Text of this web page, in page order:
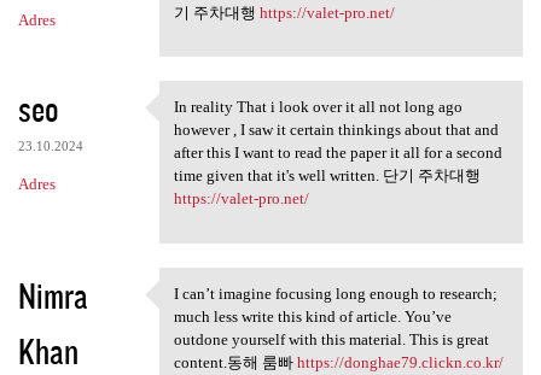
Adres
기 주차대행 https://valet-pro.net/
seo
23.10.2024
Adres
In reality That i look over
In reality That i look over it all not long ago
however , I saw it certain thinkings about that and
after this I want to read the paper it all for a second
time given that it's well written. 단기 주차대행
https://valet-pro.net/
Nimra
Khan
I can’t imagine focusing long
I can’t imagine focusing long enough to research;
much less write this kind of article. You’ve
outdone yourself with this material. This is great
content.동해 룸빠 https://donghae79.clickn.co.kr/